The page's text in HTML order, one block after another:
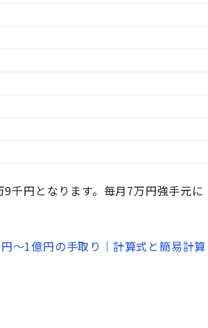
千円となります。毎月7万円強手元に
～1億円の手取り｜計算式と簡易計算